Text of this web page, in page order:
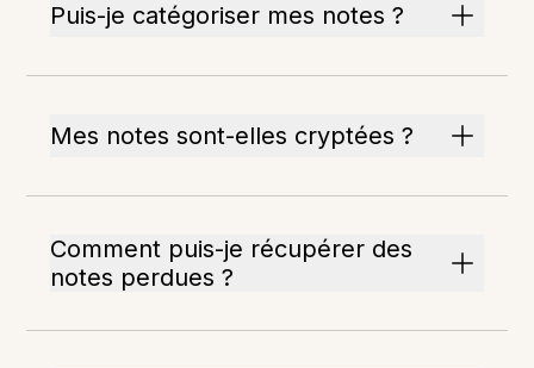
Puis-je catégoriser mes notes ?
Mes notes sont-elles cryptées ?
Comment puis-je récupérer des
notes perdues ?